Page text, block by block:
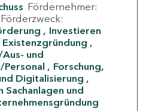
Fördernehmer:
Förderzweck:
Investieren
Existenzgründung
und
Forschung,
Digitalisierung
Sachanlagen und